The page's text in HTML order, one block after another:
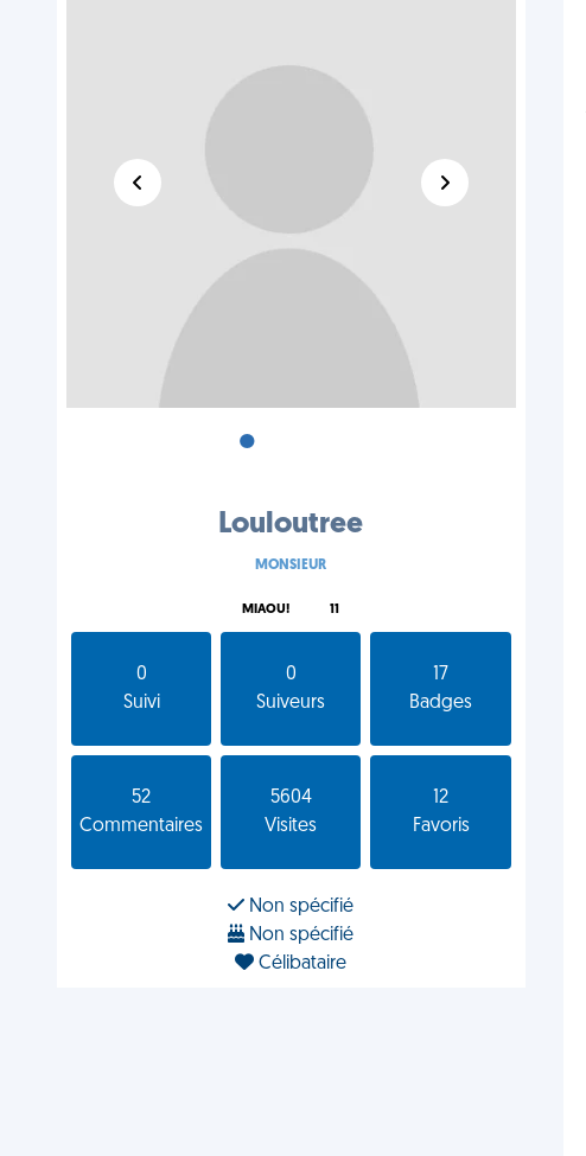
•
Louloutree
MONSIEUR
MIAOU! 11
0
Suivi
0
Suiveurs
17
Badges
52
Commentaires
5604
Visites
12
Favoris
Non spécifié
Non spécifié
Célibataire